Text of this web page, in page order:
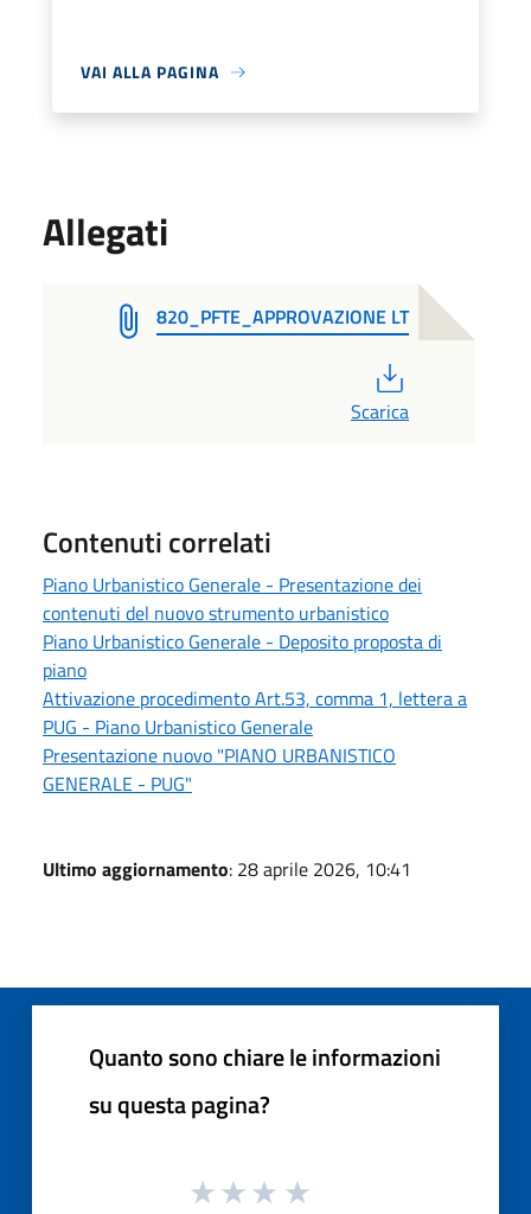
VAI ALLA PAGINA
Allegati
820_PFTE_APPROVAZIONE LT
Scarica
Contenuti correlati
Piano Urbanistico Generale - Presentazione dei
contenuti del nuovo strumento urbanistico
Piano Urbanistico Generale - Deposito proposta di
piano
Attivazione procedimento Art.53, comma 1, lettera a
PUG - Piano Urbanistico Generale
Presentazione nuovo "PIANO URBANISTICO
GENERALE - PUG"
Ultimo aggiornamento: 28 aprile 2026, 10:41
Quanto sono chiare le informazioni
su questa pagina?